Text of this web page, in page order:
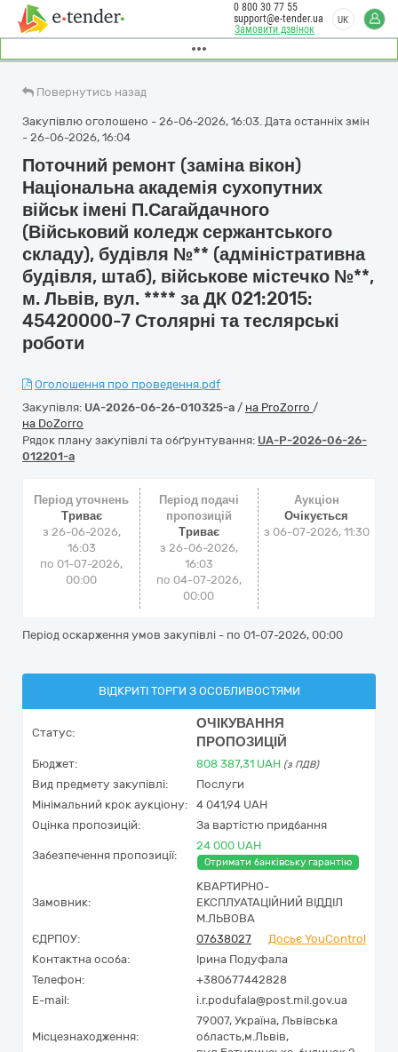
Замовити дзвінок
0 800 30 77 55
support@e-tender.ua
UK
Повернутись назад
Закупівлю оголошено - 26-06-2026, 16:03. Дата останніх змін
- 26-06-2026, 16:04
Поточний ремонт (заміна вікон)
Національна академія сухопутних
військ імені П.Сагайдачного
(Військовий коледж сержантського
складу), будівля №** (адміністративна
будівля, штаб), військове містечко №**,
м. Львів, вул. **** за ДК 021:2015:
45420000-7 Столярні та теслярські
роботи
Оголошення про проведення.pdf
Закупівля: UA-2026-06-26-010325-a / на ProZorro /
на DoZorro
Рядок плану закупівлі та обґрунтування: UA-P-2026-06-26-
012201-a
Період уточнень
Триває
з 26-06-2026,
16:03
по 01-07-2026,
00:00
Період подачі
пропозицій
Триває
з 26-06-2026,
16:03
по 04-07-2026,
00:00
Аукціон
Очікується
з 06-07-2026, 11:30
Період оскарження умов закупівлі - по 01-07-2026, 00:00
ВІДКРИТІ ТОРГИ З ОСОБЛИВОСТЯМИ
Статус:
ОЧІКУВАННЯ
ПРОПОЗИЦІЙ
Бюджет: 808 387,31 UAH (з ПДВ)
Вид предмету закупівлі:
Послуги
Мінімальний крок аукціону:
4 041,94 UAH
Оцінка пропозицій:
За вартістю придбання
Забезпечення пропозиції:
24 000 UAH
Отримати банківську гарантію
Замовник:
КВАРТИРНО-
ЕКСПЛУАТАЦІЙНИЙ ВІДДІЛ
М.ЛЬВОВА
ЄДРПОУ:
07638027
Досьє YouControl
Контактна особа:
Ірина Подуфала
Телефон:
+380677442828
E-mail:
i.r.podufala@post.mil.gov.ua
Місцезнаходження:
79007, Україна, Львівська
область,м.Львів,